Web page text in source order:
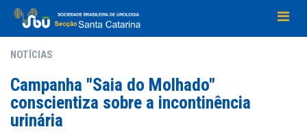
NOTÍCIAS
Campanha "Saia do Molhado"
conscientiza sobre a incontinência
urinária